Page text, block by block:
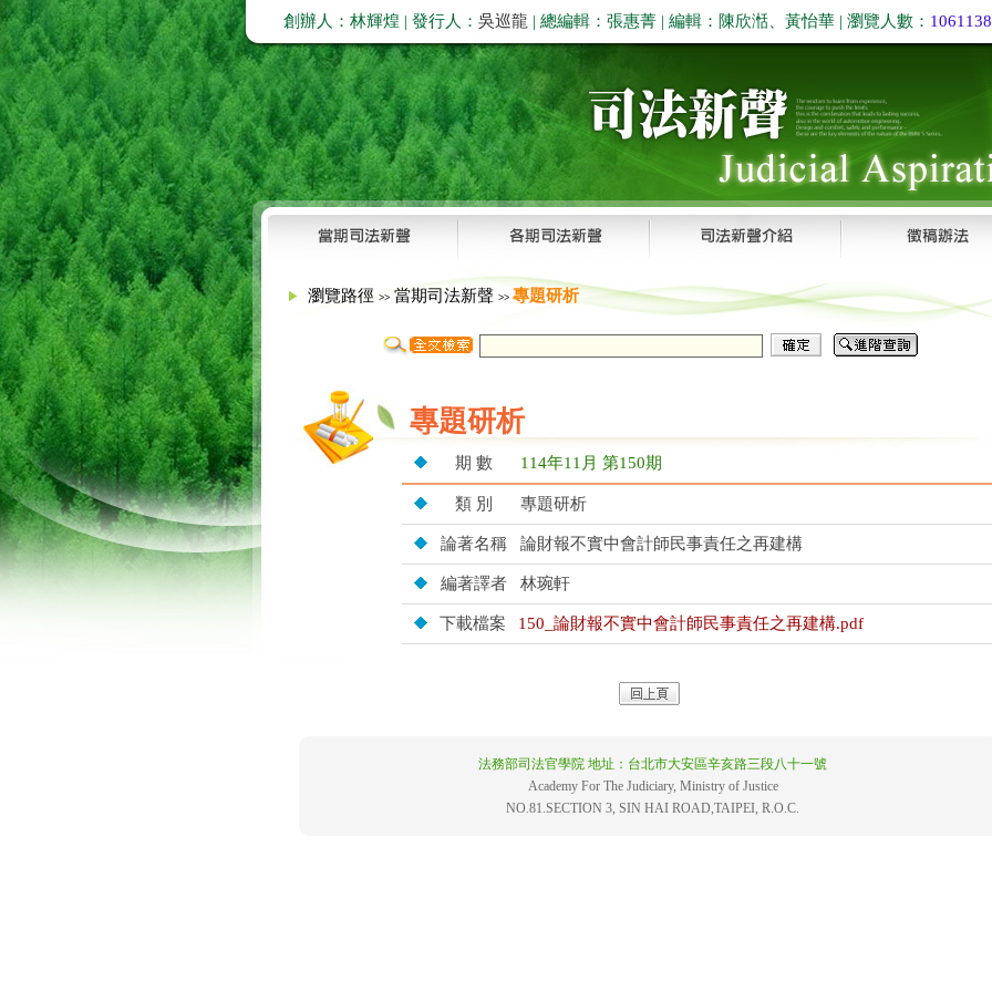
創辦人：林輝煌 | 發行人： 吳巡龍 | 總編輯：張惠菁 | 編輯：陳欣湉、黃怡華 | 瀏覽人數： 1061138
瀏覽路徑 >> 當期司法新聲 >> 專題研析
專題研析
期 數 114年11月 第150期
類 別 專題研析
論著名稱 論財報不實中會計師民事責任之再建構
編著譯者 林琬軒
下載檔案 150_論財報不實中會計師民事責任之再建構.pdf
法務部司法官學院 地址：台北市大安區辛亥路三段八十一號
Academy For The Judiciary, Ministry of Justice
NO.81.SECTION 3, SIN HAI ROAD,TAIPEI, R.O.C.